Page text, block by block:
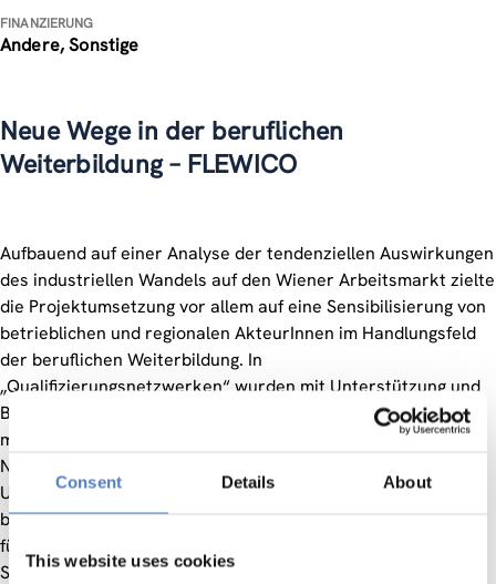
Consent Details About
This website uses cookies
FINANZIERUNG
Andere, Sonstige
Neue Wege in der beruflichen
Weiterbildung – FLEWICO
Aufbauend auf einer Analyse der tendenziellen Auswirkungen
des industriellen Wandels auf den Wiener Arbeitsmarkt zielte
die Projektumsetzung vor allem auf eine Sensibilisierung von
betrieblichen und regionalen AkteurInnen im Handlungsfeld
der beruflichen Weiterbildung. In
„Qualifizierungsnetzwerken“ wurden mit Unterstützung und
Beratung durch die Projektträger Qualifikationsprogramme
modellhaft entwickelt und initiiert. Die verschiedenen
Netzwerke dienen einerseits als Instrumente wirksamer
Unterstützung für KMU, und wirken andererseits durch die
besondere Berücksichtigung von Qualifizierungsmaßnahmen
für benachteiligte Gruppen verbreiteten
Segmentationstendenzen entgegen.